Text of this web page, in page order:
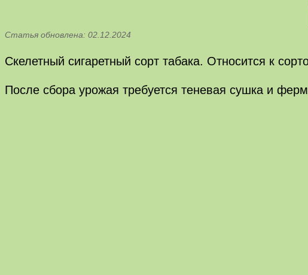
Статья обновлена: 02.12.2024
Скелетный сигаретный сорт табака. Относится к
После сбора урожая требуется теневая сушка и